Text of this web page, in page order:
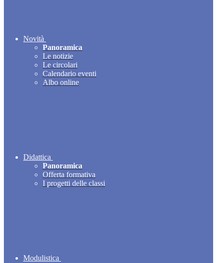
Novità
Panoramica
Le notizie
Le circolari
Calendario eventi
Albo online
Didattica
Panoramica
Offerta formativa
I progetti delle classi
Modulistica